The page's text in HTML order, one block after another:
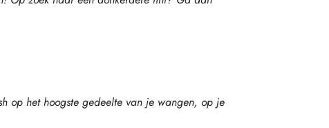
op het hoogste gedeelte van je wangen, op je